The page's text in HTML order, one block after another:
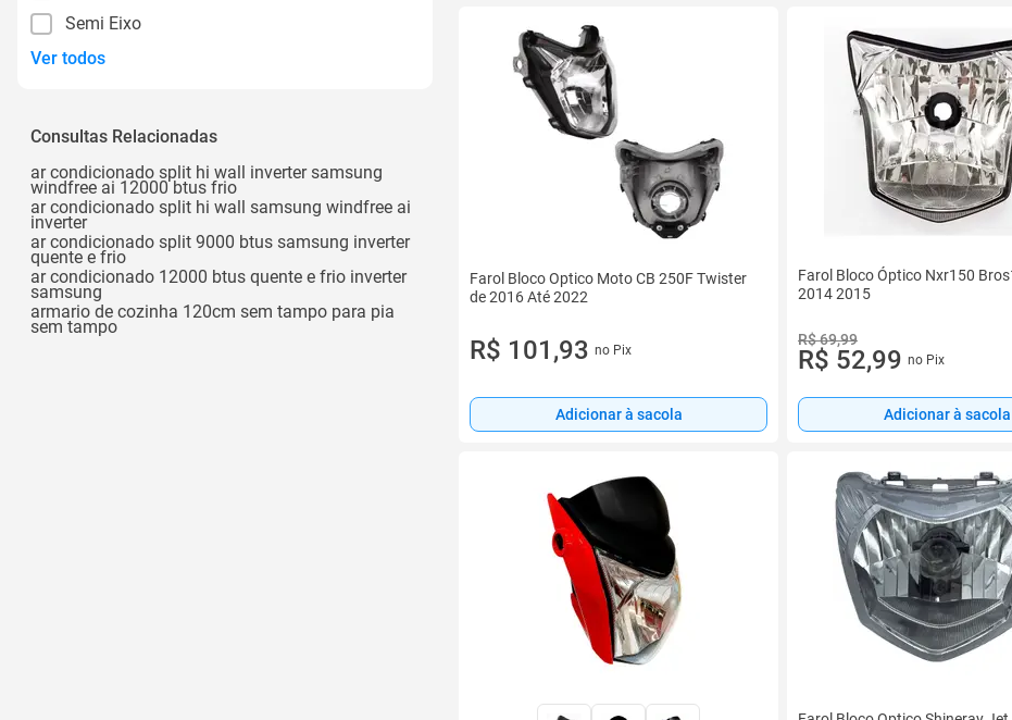
Semi Eixo
Ver todos
Consultas Relacionadas
ar condicionado split hi wall inverter samsung
windfree ai 12000 btus frio
ar condicionado split hi wall samsung windfree ai
inverter
ar condicionado split 9000 btus samsung inverter
quente e frio
ar condicionado 12000 btus quente e frio inverter
samsung
armario de cozinha 120cm sem tampo para pia
sem tampo
Farol Bloco Optico Moto CB 250F Twister
de 2016 Até 2022
R$ 101,93 no Pix
Adicionar à sacola
Farol Bloco Óptico Nxr150
2014 2015
R$ 69,99
R$ 52,99 no Pix
Adicionar à sacola